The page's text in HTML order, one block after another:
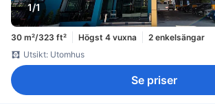
1/1
30 m²/323 ft² Högst 4 vuxna
2 enkelsängar
Utsikt: Utomhus
Se priser